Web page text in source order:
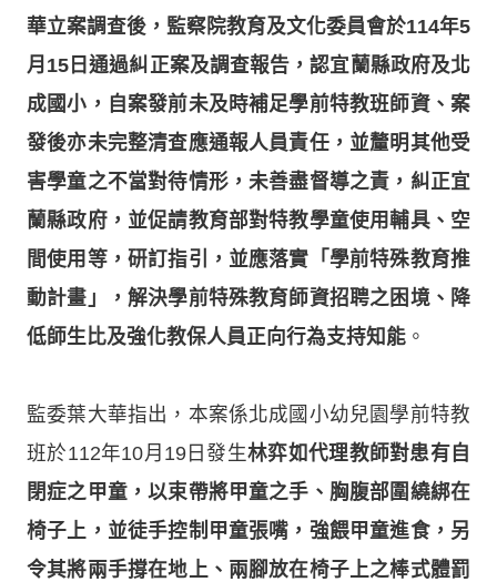
華立案調查後，監察院教育及文化委員會於114年5
月15日通過糾正案及調查報告，認宜蘭縣政府及北
成國小，自案發前未及時補足學前特教班師資、案
發後亦未完整清查應通報人員責任，並釐明其他受
害學童之不當對待情形，未善盡督導之責，糾正宜
蘭縣政府，並促請教育部對特教學童使用輔具、空
間使用等，研訂指引，並應落實「學前特殊教育推
動計畫」，解決學前特殊教育師資招聘之困境、降
低師生比及強化教保人員正向行為支持知能 。
監委葉大華指出，本案係北成國小幼兒園學前特教
班於112年10月19日發生林弈如代理教師對患有自
閉症之甲童，以束帶將甲童之手、胸腹部圍繞綁在
椅子上，並徒手控制甲童張嘴，強餵甲童進食，另
令其將兩手撐在地上、兩腳放在椅子上之棒式體罰